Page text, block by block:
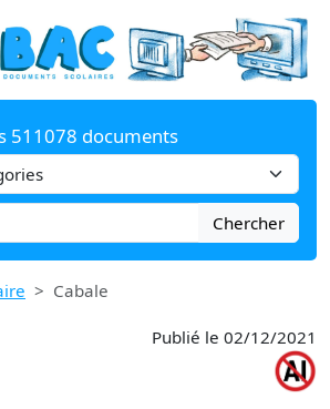
511078 documents
Chercher
Cabale
Publié le 02/12/2021